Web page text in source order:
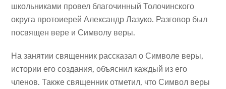
школьниками провел благочинный Толочинского
округа протоиерей Александр Лазуко. Разговор был
посвящен вере и Символу веры.
На занятии священник рассказал о Символе веры,
истории его создания, объяснил каждый из его
членов. Также священник отметил, что Символ веры